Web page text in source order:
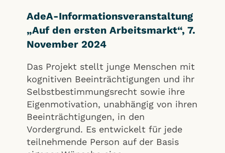
AdeA-Informationsveranstaltung
„Auf den ersten Arbeitsmarkt“, 7.
November 2024
Das Projekt stellt junge Menschen mit
kognitiven Beeinträchtigungen und ihr
Selbstbestimmungsrecht sowie ihre
Eigenmotivation, unabhängig von ihren
Beeinträchtigungen, in den
Vordergrund. Es entwickelt für jede
teilnehmende Person auf der Basis